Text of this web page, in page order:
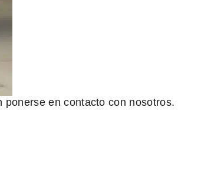
en contacto con nosotros.